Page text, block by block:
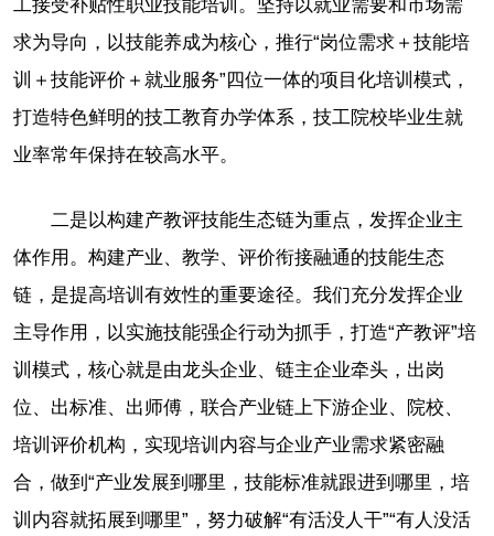
工接受补贴性职业技能培训。坚持以就业需要和市场需
求为导向，以技能养成为核心，推行“岗位需求＋技能培
训＋技能评价＋就业服务”四位一体的项目化培训模式，
打造特色鲜明的技工教育办学体系，技工院校毕业生就
业率常年保持在较高水平。
二是以构建产教评技能生态链为重点，发挥企业主
体作用。构建产业、教学、评价衔接融通的技能生态
链，是提高培训有效性的重要途径。我们充分发挥企业
主导作用，以实施技能强企行动为抓手，打造“产教评”培
训模式，核心就是由龙头企业、链主企业牵头，出岗
位、出标准、出师傅，联合产业链上下游企业、院校、
培训评价机构，实现培训内容与企业产业需求紧密融
合，做到“产业发展到哪里，技能标准就跟进到哪里，培
训内容就拓展到哪里”，努力破解“有活没人干”“有人没活